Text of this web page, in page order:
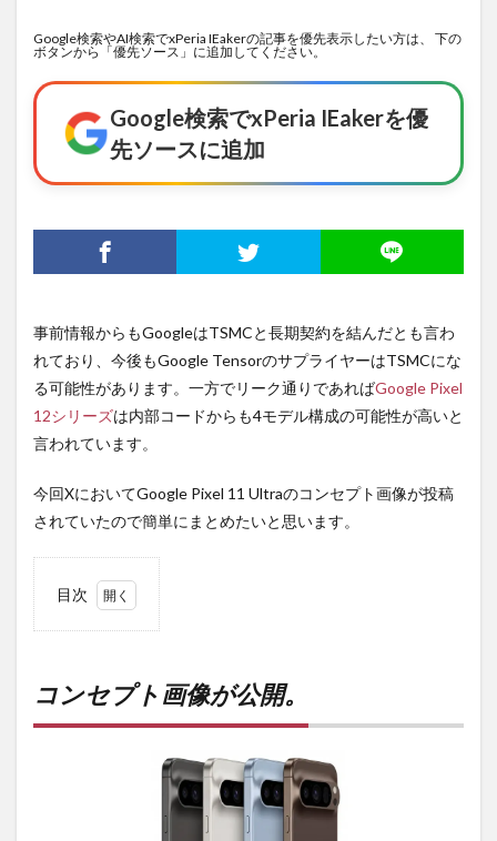
Google検索やAI検索でxPeria IEakerの記事を優先表示したい方は、 下の
ボタンから「優先ソース」に追加してください。
Google検索でxPeria IEakerを優
先ソースに追加
事前情報からもGoogleはTSMCと長期契約を結んだとも言わ
れており、今後もGoogle TensorのサプライヤーはTSMCにな
る可能性があります。一方でリーク通りであればGoogle Pixel
12シリーズは内部コードからも4モデル構成の可能性が高いと
言われています。
今回XにおいてGoogle Pixel 11 Ultraのコンセプト画像が投稿
されていたので簡単にまとめたいと思います。
目次
ト画
像が
公
コンセプト画像が公開。